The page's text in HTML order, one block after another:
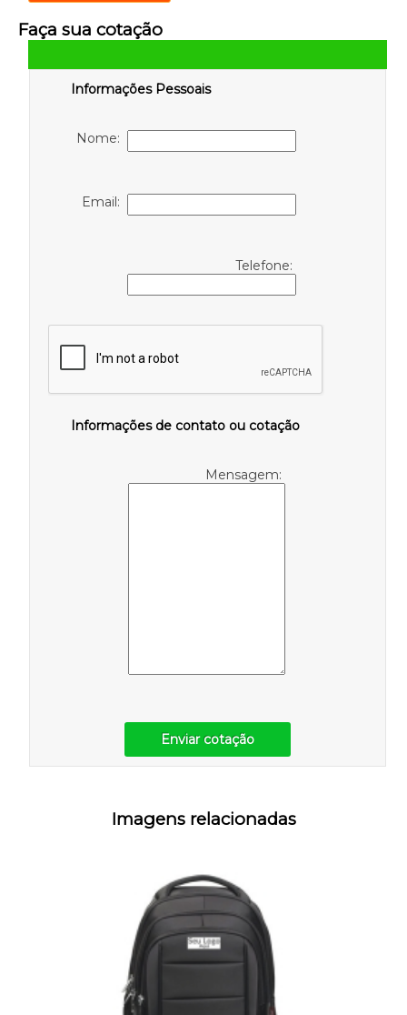
Faça sua cotação
Informações Pessoais
Nome:
Email:
Telefone:
Informações de contato ou cotação
Mensagem:
Enviar cotação
Imagens relacionadas